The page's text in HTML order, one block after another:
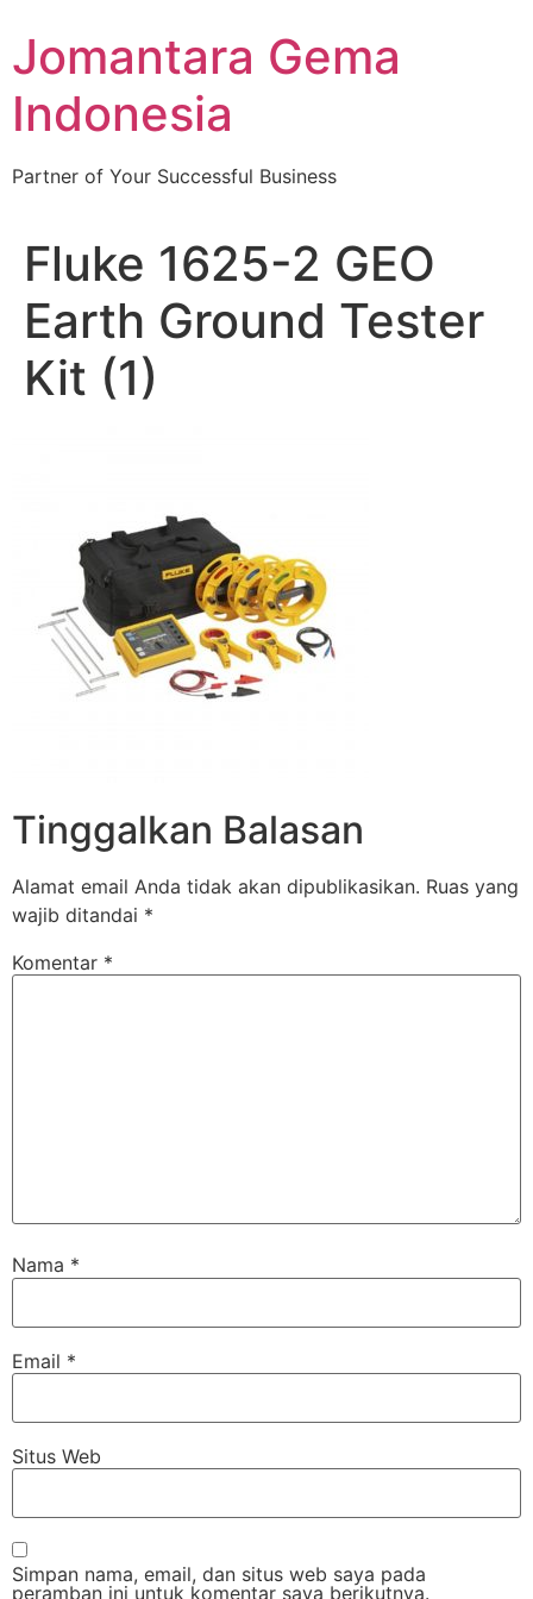
content
Jomantara Gema
Indonesia
Partner of Your Successful Business
Fluke 1625-2 GEO
Earth Ground Tester
Kit (1)
Tinggalkan Balasan
Alamat email Anda tidak akan dipublikasikan. Ruas yang
wajib ditandai *
Komentar *
Nama *
Email *
Situs Web
Simpan nama, email, dan situs web saya pada
peramban ini untuk komentar saya berikutnya.